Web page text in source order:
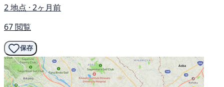
2 地点 · 2ヶ月前
67 閲覧
保存